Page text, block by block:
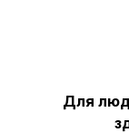
Для